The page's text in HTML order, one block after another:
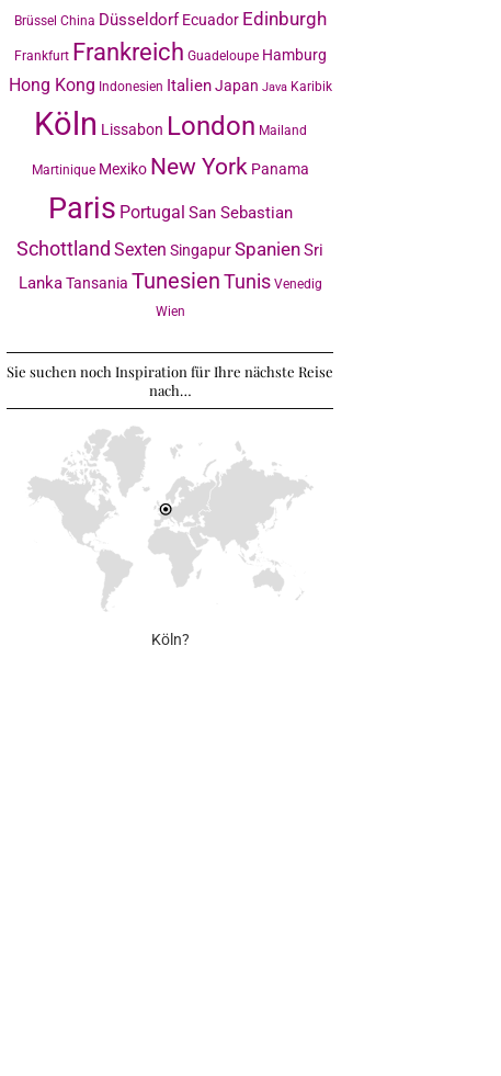
Brüssel China Düsseldorf Ecuador Edinburgh
Frankfurt Frankreich Guadeloupe Hamburg
Hong Kong Indonesien Italien Japan Java Karibik
Köln Lissabon London Mailand
Martinique Mexiko New York Panama
Paris Portugal San Sebastian
Schottland Sexten SingapurSpanienSri
Lanka Tansania TunesienTunis Venedig
Wien
Sie suchen noch Inspiration für Ihre nächste Reise
nach…
Köln?